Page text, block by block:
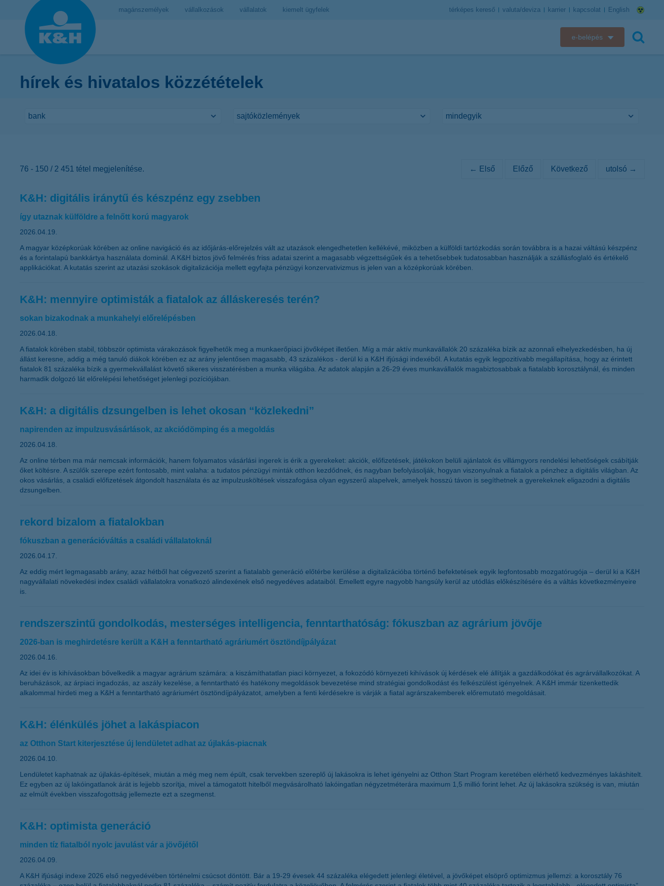
magánszemélyek vállalkozások vállalatok kiemelt ügyfelek térképes kereső valuta/deviza karrier kapcsolat English
e-belépés
hírek és hivatalos közzétételek
76 - 150 / 2 451 tétel megjelenítése. ← Első Előző Következő utolsó →
K&H: digitális iránytű és készpénz egy zsebben
így utaznak külföldre a felnőtt korú magyarok
2026.04.19.
A magyar középkorúak körében az online navigáció és az időjárás-előrejelzés vált az utazások elengedhetetlen kellékévé, miközben a külföldi tartózkodás során továbbra is a hazai váltású készpénz
és a forintalapú bankkártya használata dominál. A K&H biztos jövő felmérés friss adatai szerint a magasabb végzettségűek és a tehetősebbek tudatosabban használják a szállásfoglaló és értékelő
applikációkat. A kutatás szerint az utazási szokások digitalizációja mellett egyfajta pénzügyi konzervativizmus is jelen van a középkorúak körében.
K&H: mennyire optimisták a fiatalok az álláskeresés terén?
sokan bizakodnak a munkahelyi előrelépésben
2026.04.18.
A fiatalok körében stabil, többször optimista várakozások figyelhetők meg a munkaerőpiaci jövőképet illetően. Míg a már aktív munkavállalók 20 százaléka bízik az azonnali elhelyezkedésben, ha új
állást keresne, addig a még tanuló diákok körében ez az arány jelentősen magasabb, 43 százalékos - derül ki a K&H ifjúsági indexéből. A kutatás egyik legpozitívabb megállapítása, hogy az érintett
fiatalok 81 százaléka bízik a gyermekvállalást követő sikeres visszatérésben a munka világába. Az adatok alapján a 26-29 éves munkavállalók magabiztosabbak a fiatalabb korosztálynál, és minden
harmadik dolgozó lát előrelépési lehetőséget jelenlegi pozíciójában.
K&H: a digitális dzsungelben is lehet okosan “közlekedni”
napirenden az impulzusvásárlások, az akciódömping és a megoldás
2026.04.18.
Az online térben ma már nemcsak információk, hanem folyamatos vásárlási ingerek is érik a gyerekeket: akciók, előfizetések, játékokon belüli ajánlatok és villámgyors rendelési lehetőségek csábítják
őket költésre. A szülők szerepe ezért fontosabb, mint valaha: a tudatos pénzügyi minták otthon kezdődnek, és nagyban befolyásolják, hogyan viszonyulnak a fiatalok a pénzhez a digitális világban. Az
okos vásárlás, a családi előfizetések átgondolt használata és az impulzusköltések visszafogása olyan egyszerű alapelvek, amelyek hosszú távon is segíthetnek a gyerekeknek eligazodni a digitális
dzsungelben.
rekord bizalom a fiatalokban
fókuszban a generációváltás a családi vállalatoknál
2026.04.17.
Az eddig mért legmagasabb arány, azaz hétből hat cégvezető szerint a fiatalabb generáció előtérbe kerülése a digitalizációba történő befektetések egyik legfontosabb mozgatórugója – derül ki a K&H
nagyvállalati növekedési index családi vállalatokra vonatkozó alindexének első negyedéves adataiból. Emellett egyre nagyobb hangsúly kerül az utódlás előkészítésére és a váltás következményeire
is.
rendszerszintű gondolkodás, mesterséges intelligencia, fenntarthatóság: fókuszban az agrárium jövője
2026-ban is meghirdetésre került a K&H a fenntartható agráriumért ösztöndíjpályázat
2026.04.16.
Az idei év is kihívásokban bővelkedik a magyar agrárium számára: a kiszámíthatatlan piaci környezet, a fokozódó környezeti kihívások új kérdések elé állítják a gazdálkodókat és agrárvállalkozókat. A
beruházások, az árpiaci ingadozás, az aszály kezelése, a fenntartható és hatékony megoldások bevezetése mind stratégiai gondolkodást és felkészülést igényelnek. A K&H immár tizenkettedik
alkalommal hirdeti meg a K&H a fenntartható agráriumért ösztöndíjpályázatot, amelyben a fenti kérdésekre is várják a fiatal agrárszakemberek előremutató megoldásait.
K&H: élénkülés jöhet a lakáspiacon
az Otthon Start kiterjesztése új lendületet adhat az újlakás-piacnak
2026.04.10.
Lendületet kaphatnak az újlakás-építések, miután a még meg nem épült, csak tervekben szereplő új lakásokra is lehet igényelni az Otthon Start Program keretében elérhető kedvezményes lakáshitelt.
Ez egyben az új lakóingatlanok árát is lejjebb szorítja, mivel a támogatott hitelből megvásárolható lakóingatlan négyzetméterára maximum 1,5 millió forint lehet. Az új lakásokra szükség is van, miután
az elmúlt években visszafogottság jellemezte ezt a szegmenst.
K&H: optimista generáció
minden tíz fiatalból nyolc javulást vár a jövőjétől
2026.04.09.
A K&H ifjúsági indexe 2026 első negyedévében történelmi csúcsot döntött. Bár a 19-29 évesek 44 százaléka elégedett jelenlegi életével, a jövőképet elsöprő optimizmus jellemzi: a korosztály 76